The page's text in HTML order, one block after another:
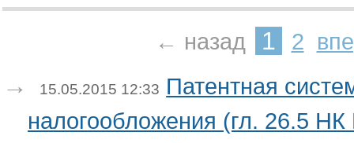
← назад 1 2
15.05.2015 12:33 Патентная
налогообложения (гл. 26.5